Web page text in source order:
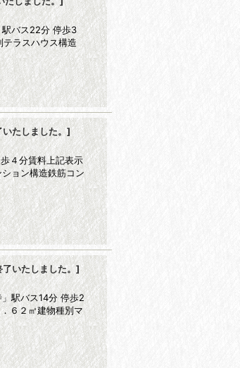
駅バス22分 停歩3
テラスハウス構造
たしました。]
４分賃料上記表示
ョン構造鉄筋コン
いたしました。]
駅バス14分 停歩2
６２㎡建物種別マ